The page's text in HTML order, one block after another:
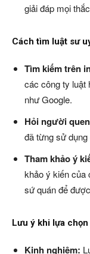
giải đáp mọi
Cách tìm luật sư
Tìm kiếm trên
các công ty luật
như Google.
Hỏi người
đã từng sử
Tham khảo ý
khảo ý kiến của
sứ quán để
Lưu ý khi lựa
Kinh nghiệm: